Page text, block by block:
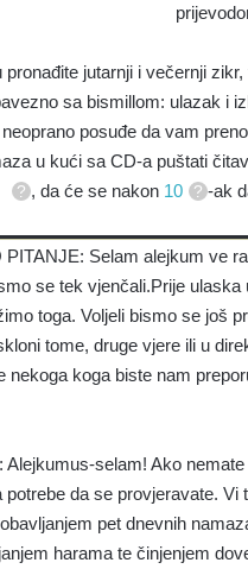
pronađite jutarnji i večernji
sa bismillom: ulazak i
posuđe da vam
u kući sa CD-a puštati
, da će se nakon 10 -ak
PITANJE: Selam alejkum ve
se tek vjenčali.Prije
toga. Voljeli bismo se još
tome, druge vjere ili u
nekoga koga biste nam
selam! Ako
potrebe da se provjeravate.
pet dnevnih
harama te činjenjem